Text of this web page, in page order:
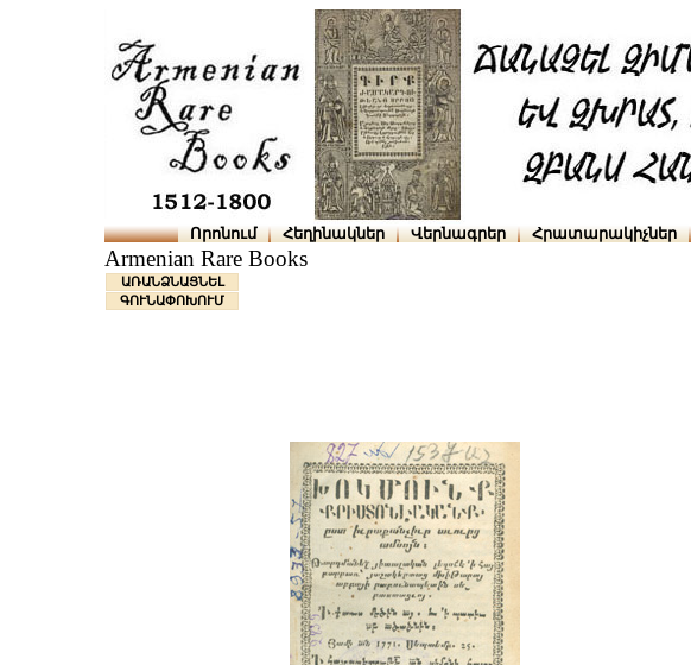
Որոնում Հեղինակներ Վերնագրեր Հրատարակիչներ
Armenian Rare Books
ԱՌԱՆՁՆԱՑՆԵԼ
ԳՈՒՆԱՓՈԽՈՒՄ